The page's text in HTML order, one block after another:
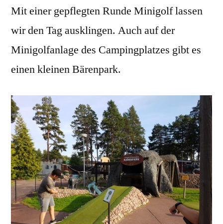
Mit einer gepflegten Runde Minigolf lassen
wir den Tag ausklingen. Auch auf der
Minigolfanlage des Campingplatzes gibt es
einen kleinen Bärenpark.